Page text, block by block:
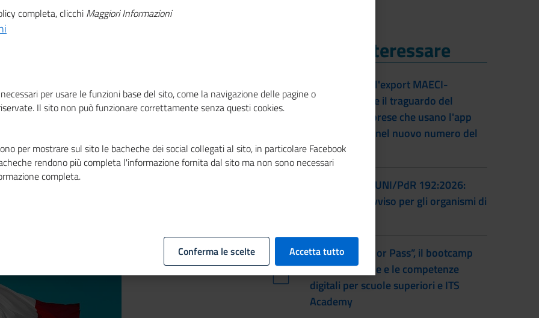
online
2020 di
Ti Potrebbe Interessare
L'accordo per l'export MAECI-
Unioncamere e il traguardo del
numero di imprese che usano l'app
Impresa Italia nel nuovo numero del
magazine
Certificazione UNI/PdR 192:2026:
pubblicato l'avviso per gli organismi di
Torna “Smash or Pass”, il bootcamp
sull’educazione e le competenze
digitali per scuole superiori e ITS
Academy
completa, clicchi Maggiori Informazioni
per usare le funzioni base del sito, come la navigazione delle pagine o
Il sito non può funzionare correttamente senza questi cookies.
per mostrare sul sito le bacheche dei social collegati al sito, in particolare Facebook
rendono più completa l'informazione fornita dal sito ma non sono necessari
completa.
Conferma le scelte Accetta tutto